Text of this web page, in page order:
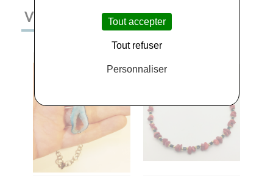
VOUS AIMEREZ AUSSI
Tout accepter
Tout refuser
Personnaliser